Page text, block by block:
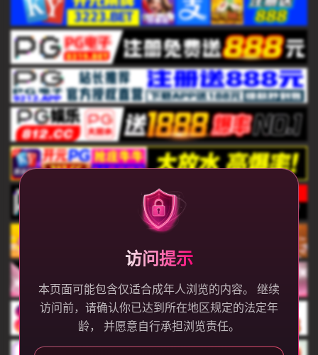
访问提示
本页面可能包含仅适合成年人浏览的内容。 继续
访问前，请确认你已达到所在地区规定的法定年
龄， 并愿意自行承担浏览责任。